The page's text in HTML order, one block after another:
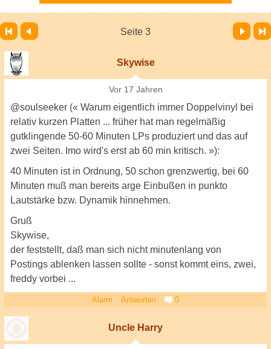
Seite 3
Vor Letzte Seite
Skywise
Vor 17 Jahren
@soulseeker (« Warum eigentlich immer Doppelvinyl bei
relativ kurzen Platten ... früher hat man regelmäßig
gutklingende 50-60 Minuten LPs produziert und das auf
zwei Seiten. Imo wird's erst ab 60 min kritisch. »):
40 Minuten ist in Ordnung, 50 schon grenzwertig, bei 60
Minuten muß man bereits arge Einbußen in punkto
Lautstärke bzw. Dynamik hinnehmen.
Gruß
Skywise,
der feststellt, daß man sich nicht minutenlang von
Postings ablenken lassen sollte - sonst kommt eins, zwei,
freddy vorbei ...
Alarm Antworten 0
Uncle Harry